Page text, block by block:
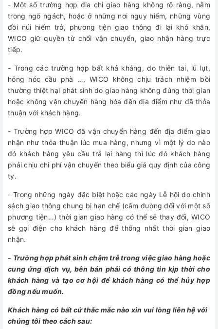
- Một số trường hợp địa chỉ giao hàng không rõ ràng, nằm
trong ngõ ngách, hoặc ở những nơi nguy hiểm, những vùng
đồi núi hiểm trở, phương tiện giao thông đi lại khó khăn,
WICO giữ quyền từ chối vận chuyển, giao nhận hàng trực
tiếp.
- Trong các trường hợp bất khả kháng, do thiên tai, lũ lụt,
hỏng hóc cầu phà …, WICO không chịu trách nhiệm bồi
thường thiệt hại phát sinh do giao hàng không đúng thời gian
hoặc không vận chuyển hàng hóa đến địa điểm như đã thỏa
thuận với khách hàng.
- Trường hợp WICO đã vận chuyển hàng đến địa điểm giao
nhận như thỏa thuận lúc mua hàng, nhưng vì một lý do nào
đó khách hàng yêu cầu trả lại hàng thì lúc đó khách hàng
phải chịu chi phí vận chuyển theo biểu giá quy định của công
ty.
- Trong những ngày đặc biệt hoặc các ngày Lễ hội do chính
sách giao thông chung bị hạn chế (cấm đường đối với một số
phương tiện…) thời gian giao hàng có thể sẽ thay đổi, WICO
sẽ gọi điện cho khách hàng để thống nhất thời gian giao
nhận.
- Trường hợp phát sinh chậm trễ trong việc giao hàng hoặc
cung ứng dịch vụ, bên bán phải có thông tin kịp thời cho
khách hàng và tạo cơ hội để khách hàng có thể hủy hợp
đồng nếu muốn.
Khách hàng có bất cứ thắc mắc nào xin vui lòng liên hệ với
chúng tôi theo cách sau: